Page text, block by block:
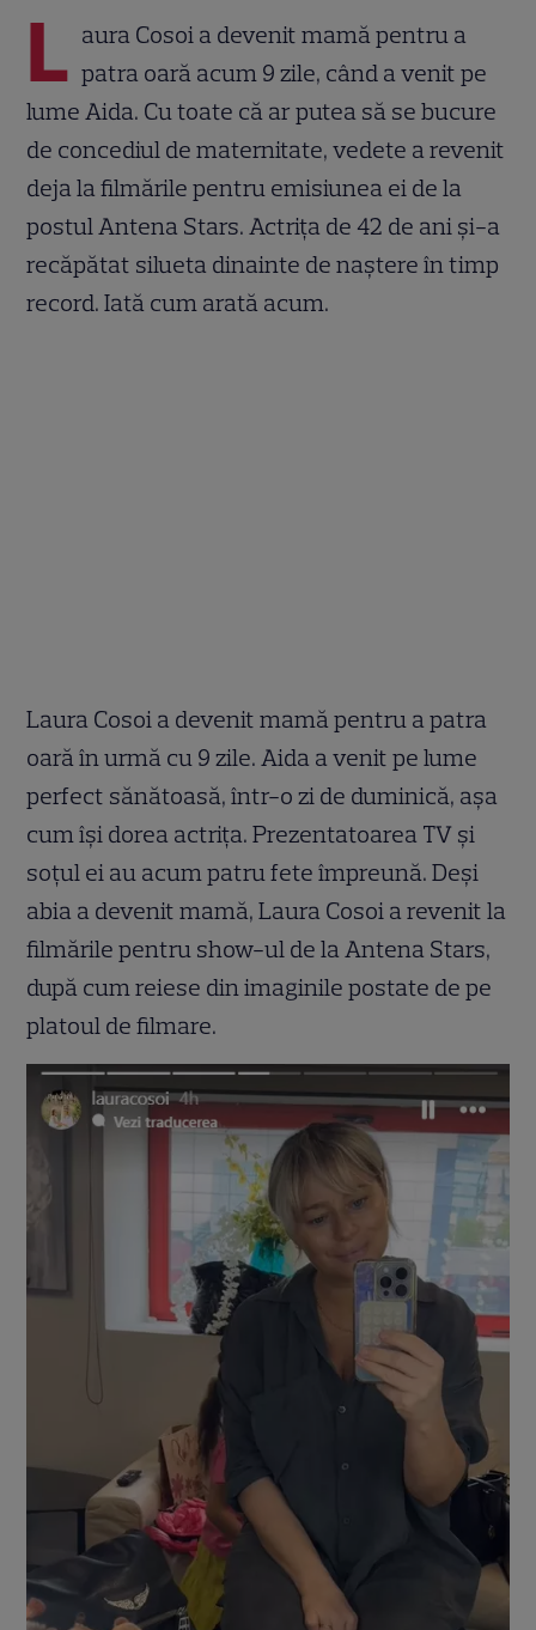
L aura Cosoi a devenit mamă pentru a
patra oară acum 9 zile, când a venit pe
lume Aida. Cu toate că ar putea să se bucure
de concediul de maternitate, vedete a revenit
deja la filmările pentru emisiunea ei de la
postul Antena Stars. Actrița de 42 de ani și-a
recăpătat silueta dinainte de naștere în timp
record. Iată cum arată acum.
Laura Cosoi a devenit mamă pentru a patra
oară în urmă cu 9 zile. Aida a venit pe lume
perfect sănătoasă, într-o zi de duminică, așa
cum își dorea actrița. Prezentatoarea TV și
soțul ei au acum patru fete împreună. Deși
abia a devenit mamă, Laura Cosoi a revenit la
filmările pentru show-ul de la Antena Stars,
după cum reiese din imaginile postate de pe
platoul de filmare.